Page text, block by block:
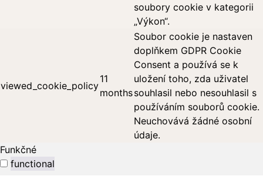
soubory cookie v kategorii
„Výkon“.
viewed_cookie_policy
11
months
Soubor cookie je nastaven
doplňkem GDPR Cookie
Consent a používá se k
uložení toho, zda uživatel
souhlasil nebo nesouhlasil s
používáním souborů cookie.
Neuchovává žádné osobní
údaje.
Funkčné
functional